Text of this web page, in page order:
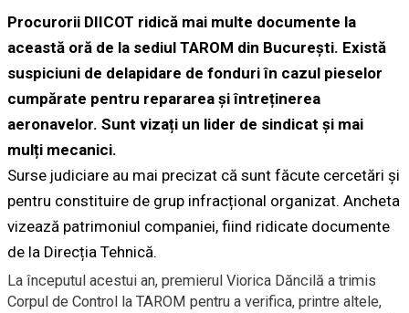
Procurorii DIICOT ridică mai multe documente la
această oră de la sediul TAROM din Bucureşti. Există
suspiciuni de delapidare de fonduri în cazul pieselor
cumpărate pentru repararea și întreținerea
aeronavelor. Sunt vizați un lider de sindicat și mai
mulți mecanici.
Surse judiciare au mai precizat că sunt făcute cercetări și
pentru constituire de grup infracțional organizat. Ancheta
vizează patrimoniul companiei, fiind ridicate documente
de la Direcția Tehnică.
La începutul acestui an, premierul Viorica Dăncilă a trimis
Corpul de Control la TAROM pentru a verifica, printre altele,